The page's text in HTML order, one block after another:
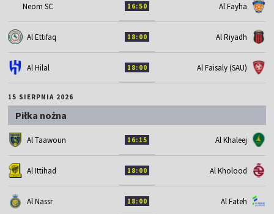
Neom SC 16:50 Al Fayha
Al Ettifaq 18:00 Al Riyadh
Al Hilal 18:00 Al Faisaly (SAU)
15 SIERPNIA 2026
Piłka nożna
Al Taawoun 16:15 Al Khaleej
Al Ittihad 18:00 Al Kholood
Al Nassr 18:00 Al Fateh